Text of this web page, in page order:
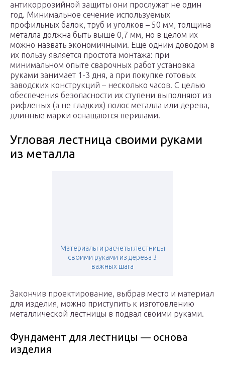
антикоррозийной защиты они прослужат не один
год. Минимальное сечение используемых
профильных балок, труб и уголков – 50 мм, толщина
металла должна быть выше 0,7 мм, но в целом их
можно назвать экономичными. Еще одним доводом в
их пользу является простота монтажа: при
минимальном опыте сварочных работ установка
руками занимает 1-3 дня, а при покупке готовых
заводских конструкций – несколько часов. С целью
обеспечения безопасности их ступени выполняют из
рифленых (а не гладких) полос металла или дерева,
длинные марки оснащаются перилами.
Угловая лестница своими руками
из металла
Материалы и расчеты лестницы
своими руками из дерева 3
важных шага
Закончив проектирование, выбрав место и материал
для изделия, можно приступить к изготовлению
металлической лестницы в подвал своими руками.
Фундамент для лестницы — основа
изделия